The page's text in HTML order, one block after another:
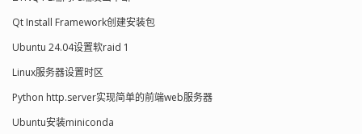
Qt Install Framework创建安装包
Ubuntu 24.04设置软raid 1
Linux服务器设置时区
Python http.server实现简单的前端web服务器
Ubuntu安装miniconda